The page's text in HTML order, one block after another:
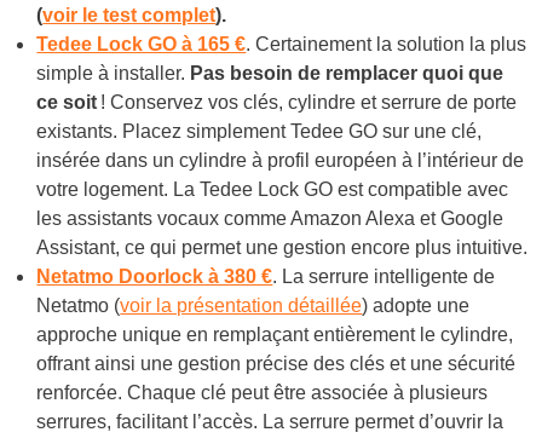
(voir le test complet).
Tedee Lock GO à 165 €. Certainement la solution la plus
simple à installer. Pas besoin de remplacer quoi que
ce soit ! Conservez vos clés, cylindre et serrure de porte
existants. Placez simplement Tedee GO sur une clé,
insérée dans un cylindre à profil européen à l’intérieur de
votre logement. La Tedee Lock GO est compatible avec
les assistants vocaux comme Amazon Alexa et Google
Assistant, ce qui permet une gestion encore plus intuitive.
Netatmo Doorlock à 380 €. La serrure intelligente de
Netatmo (voir la présentation détaillée) adopte une
approche unique en remplaçant entièrement le cylindre,
offrant ainsi une gestion précise des clés et une sécurité
renforcée. Chaque clé peut être associée à plusieurs
serrures, facilitant l’accès. La serrure permet d’ouvrir la